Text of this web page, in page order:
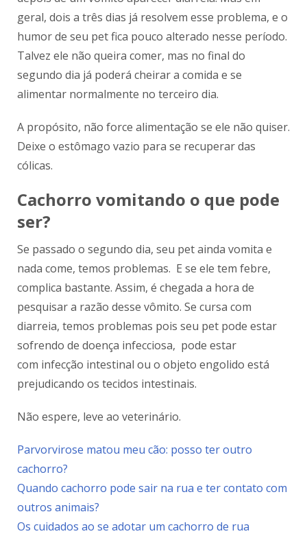
geral, dois a três dias já resolvem esse problema, e o
humor de seu pet fica pouco alterado nesse período.
Talvez ele não queira comer, mas no final do
segundo dia já poderá cheirar a comida e se
alimentar normalmente no terceiro dia.
A propósito, não force alimentação se ele não quiser.
Deixe o estômago vazio para se recuperar das
cólicas.
Cachorro vomitando o que pode
ser?
Se passado o segundo dia, seu pet ainda vomita e
nada come, temos problemas. E se ele tem febre,
complica bastante. Assim, é chegada a hora de
pesquisar a razão desse vômito. Se cursa com
diarreia, temos problemas pois seu pet pode estar
sofrendo de doença infecciosa, pode estar
com infecção intestinal ou o objeto engolido está
prejudicando os tecidos intestinais.
Não espere, leve ao veterinário.
Parvorvirose matou meu cão: posso ter outro
cachorro?
Quando cachorro pode sair na rua e ter contato com
outros animais?
Os cuidados ao se adotar um cachorro de rua